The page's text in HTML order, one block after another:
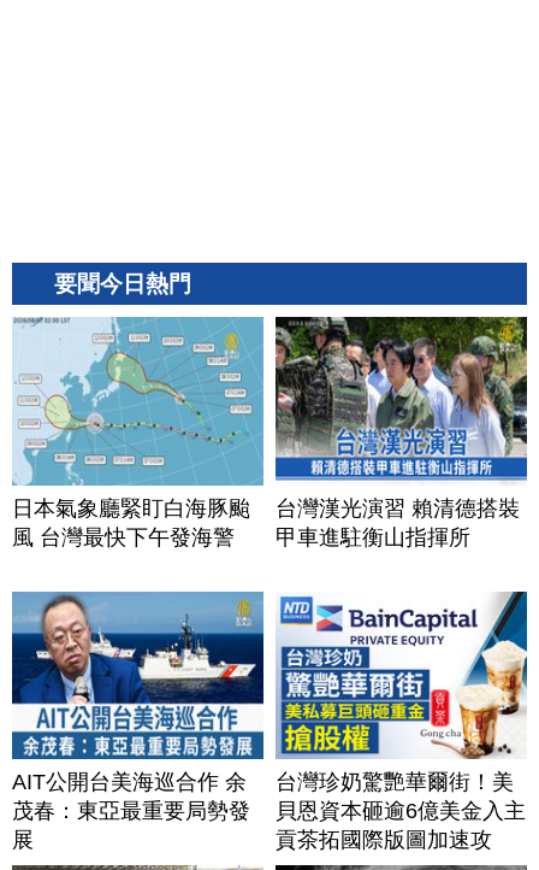
要聞今日熱門
日本氣象廳緊盯白海豚颱
風 台灣最快下午發海警
台灣漢光演習 賴清德搭裝
甲車進駐衡山指揮所
AIT公開台美海巡合作 余
茂春：東亞最重要局勢發
展
台灣珍奶驚艷華爾街！美
貝恩資本砸逾6億美金入主
貢茶拓國際版圖加速攻